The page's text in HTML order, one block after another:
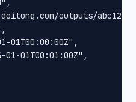
outputs/
01T00:00:00Z",
01-01T00:01:00Z",